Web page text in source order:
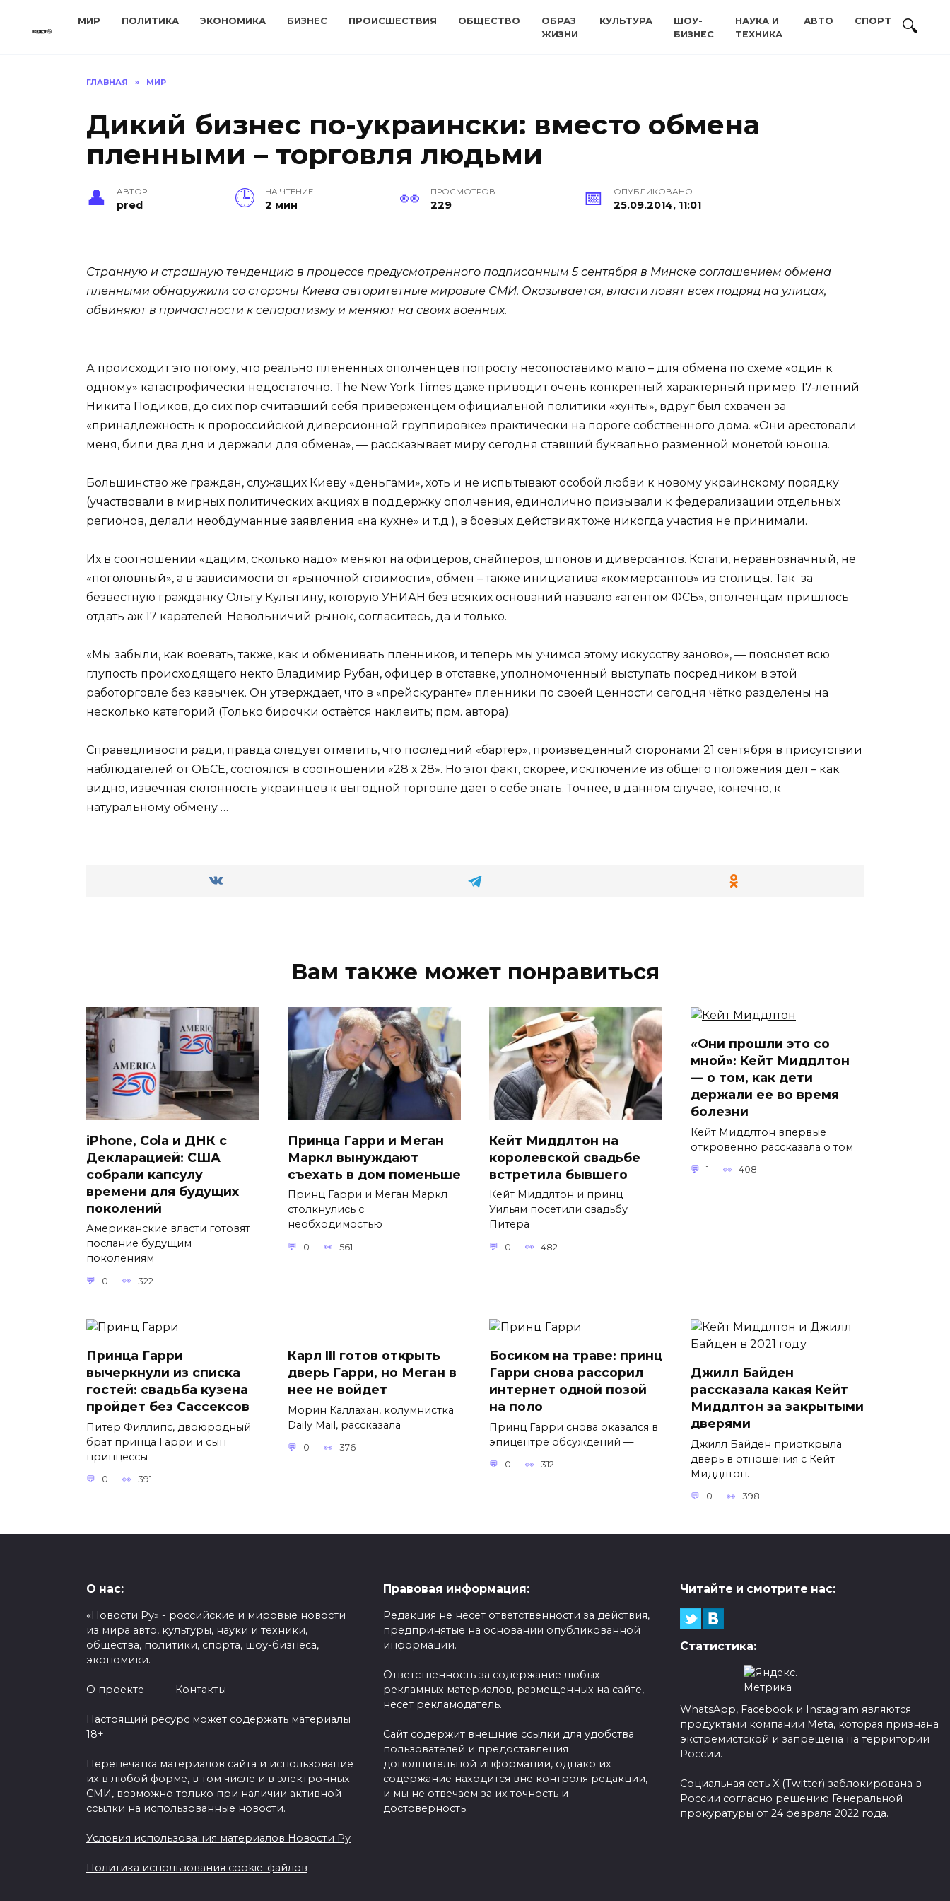
МИР ПОЛИТИКА ЭКОНОМИКА БИЗНЕС ПРОИСШЕСТВИЯ ОБЩЕСТВО
ОБРАЗ
ЖИЗНИ
КУЛЬТУРА
ШОУ-
БИЗНЕС
НАУКА И
ТЕХНИКА
АВТО СПОРТ
ГЛАВНАЯ » МИР
Дикий бизнес по-украински: вместо обмена
пленными – торговля людьми
АВТОР
pred
НА ЧТЕНИЕ
2 мин
ПРОСМОТРОВ
229
ОПУБЛИКОВАНО
25.09.2014, 11:01
Странную и страшную тенденцию в процессе предусмотренного подписанным 5 сентября в Минске соглашением обмена
пленными обнаружили со стороны Киева авторитетные мировые СМИ. Оказывается, власти ловят всех подряд на улицах,
обвиняют в причастности к сепаратизму и меняют на своих военных.
А происходит это потому, что реально пленённых ополченцев попросту несопоставимо мало – для обмена по схеме «один к
одному» катастрофически недостаточно. The New York Times даже приводит очень конкретный характерный пример: 17-летний
Никита Подиков, до сих пор считавший себя приверженцем официальной политики «хунты», вдруг был схвачен за
«принадлежность к пророссийской диверсионной группировке» практически на пороге собственного дома. «Они арестовали
меня, били два дня и держали для обмена», — рассказывает миру сегодня ставший буквально разменной монетой юноша.
Большинство же граждан, служащих Киеву «деньгами», хоть и не испытывают особой любви к новому украинскому порядку
(участвовали в мирных политических акциях в поддержку ополчения, единолично призывали к федерализации отдельных
регионов, делали необдуманные заявления «на кухне» и т.д.), в боевых действиях тоже никогда участия не принимали.
Их в соотношении «дадим, сколько надо» меняют на офицеров, снайперов, шпонов и диверсантов. Кстати, неравнозначный, не
«поголовный», а в зависимости от «рыночной стоимости», обмен – также инициатива «коммерсантов» из столицы. Так за
безвестную гражданку Ольгу Кулыгину, которую УНИАН без всяких оснований назвало «агентом ФСБ», ополченцам пришлось
отдать аж 17 карателей. Невольничий рынок, согласитесь, да и только.
«Мы забыли, как воевать, также, как и обменивать пленников, и теперь мы учимся этому искусству заново», — поясняет всю
глупость происходящего некто Владимир Рубан, офицер в отставке, уполномоченный выступать посредником в этой
работорговле без кавычек. Он утверждает, что в «прейскуранте» пленники по своей ценности сегодня чётко разделены на
несколько категорий (Только бирочки остаётся наклеить; прм. автора).
Справедливости ради, правда следует отметить, что последний «бартер», произведенный сторонами 21 сентября в присутствии
наблюдателей от ОБСЕ, состоялся в соотношении «28 х 28». Но этот факт, скорее, исключение из общего положения дел – как
видно, извечная склонность украинцев к выгодной торговле даёт о себе знать. Точнее, в данном случае, конечно, к
натуральному обмену …
Вам также может понравиться
iPhone, Cola и ДНК с
Декларацией: США
собрали капсулу
времени для будущих
поколений
Американские власти готовят
послание будущим
поколениям
0 322
Принца Гарри и Меган
Маркл вынуждают
съехать в дом поменьше
Принц Гарри и Меган Маркл
столкнулись с
необходимостью
0 561
Кейт Миддлтон на
королевской свадьбе
встретила бывшего
Кейт Миддлтон и принц
Уильям посетили свадьбу
Питера
0 482
«Они прошли это со
мной»: Кейт Миддлтон
— о том, как дети
держали ее во время
болезни
Кейт Миддлтон впервые
откровенно рассказала о том
1 408
Принца Гарри
вычеркнули из списка
гостей: свадьба кузена
пройдет без Сассексов
Питер Филлипс, двоюродный
брат принца Гарри и сын
принцессы
0 391
Карл III готов открыть
дверь Гарри, но Меган в
нее не войдет
Морин Каллахан, колумнистка
Daily Mail, рассказала
0 376
Босиком на траве: принц
Гарри снова рассорил
интернет одной позой
на поло
Принц Гарри снова оказался в
эпицентре обсуждений —
0 312
Джилл Байден
рассказала какая Кейт
Миддлтон за закрытыми
дверями
Джилл Байден приоткрыла
дверь в отношения с Кейт
Миддлтон.
0 398
О нас:
«Новости Ру» - российские и мировые новости
из мира авто, культуры, науки и техники,
общества, политики, спорта, шоу-бизнеса,
экономики.
О проекте Контакты
Настоящий ресурс может содержать материалы
18+
Перепечатка материалов сайта и использование
их в любой форме, в том числе и в электронных
СМИ, возможно только при наличии активной
ссылки на использованные новости.
Условия использования материалов Новости Ру
Политика использования cookie-файлов
Правовая информация:
Редакция не несет ответственности за действия,
предпринятые на основании опубликованной
информации.
Ответственность за содержание любых
рекламных материалов, размещенных на сайте,
несет рекламодатель.
Сайт содержит внешние ссылки для удобства
пользователей и предоставления
дополнительной информации, однако их
содержание находится вне контроля редакции,
и мы не отвечаем за их точность и
достоверность.
Читайте и смотрите нас:
Статистика:
WhatsApp, Facebook и Instagram являются
продуктами компании Meta, которая признана
экстремистской и запрещена на территории
России.
Социальная сеть X (Twitter) заблокирована в
России согласно решению Генеральной
прокуратуры от 24 февраля 2022 года.